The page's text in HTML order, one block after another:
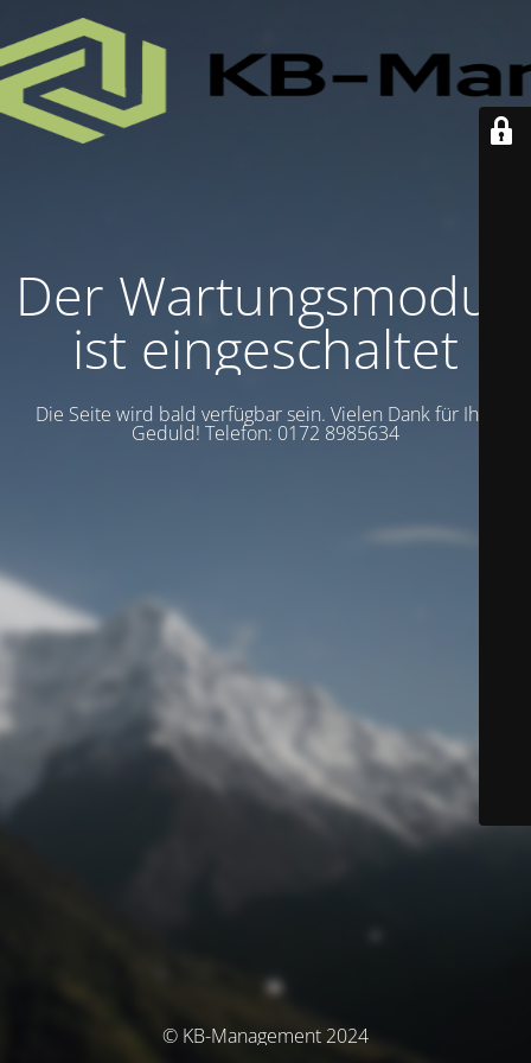
Der Wartungsmodus
ist eingeschaltet
Die Seite wird bald verfügbar sein. Vielen Dank für Ihre
Geduld! Telefon: 0172 8985634
© KB-Management 2024